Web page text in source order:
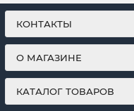
КОНТАКТЫ
О МАГАЗИНЕ
КАТАЛОГ ТОВАРОВ